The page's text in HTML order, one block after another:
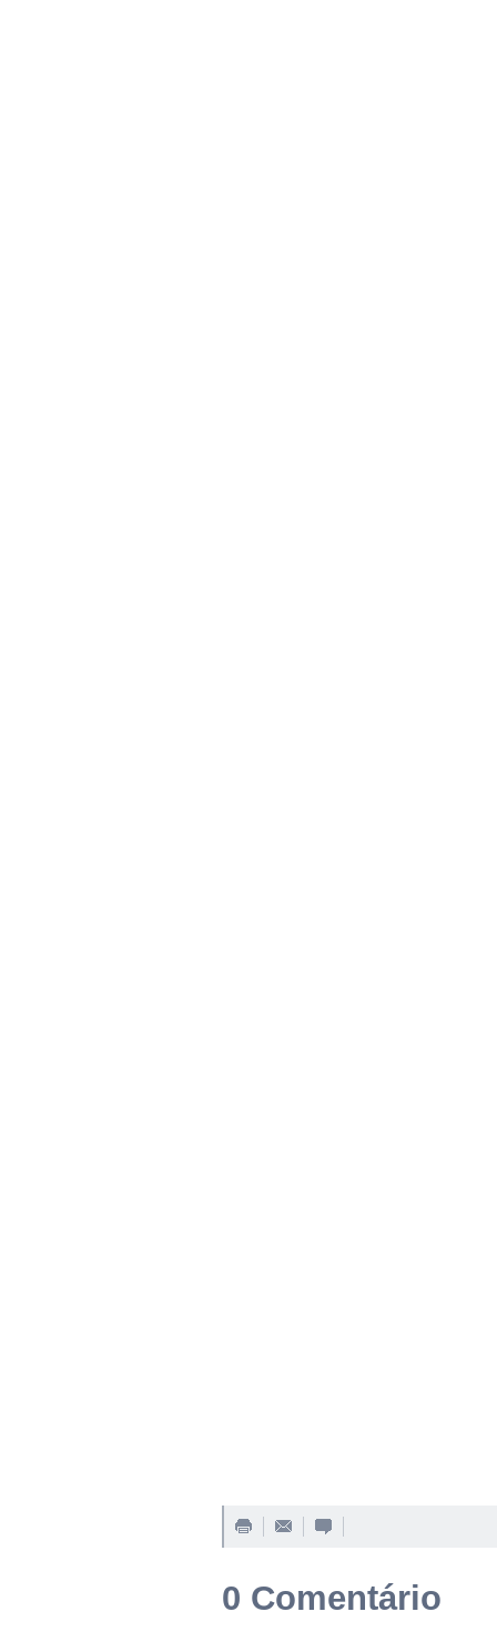
0 Comentário